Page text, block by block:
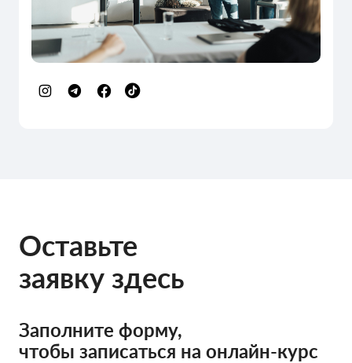
Оставьте
заявку здесь
Заполните форму,
чтобы записаться на онлайн-курс